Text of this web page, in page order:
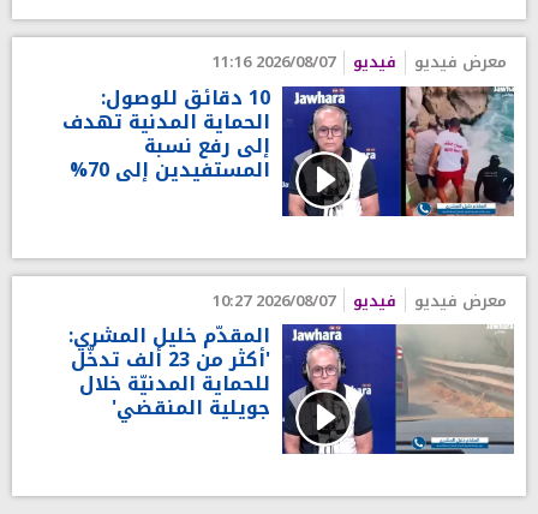
معرض فيديو فيديو 2026/08/07 11:16
10 دقائق للوصول:
الحماية المدنية تهدف
إلى رفع نسبة
المستفيدين إلى 70%
معرض فيديو فيديو 2026/08/07 10:27
المقدّم خليل المشري:
'أكثر من 23 ألف تدخّل
للحماية المدنيّة خلال
جويلية المنقضي'